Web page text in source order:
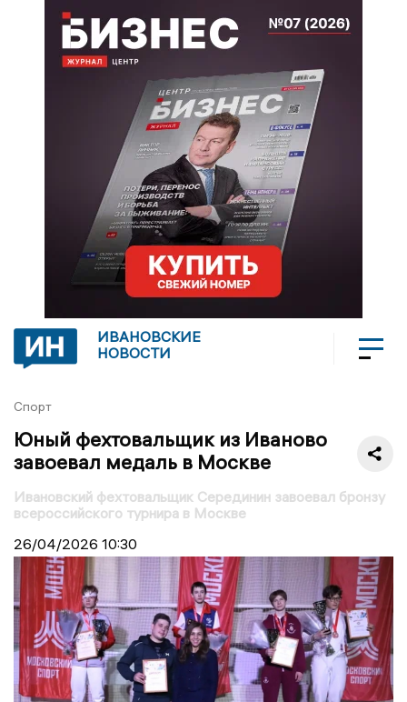
ИВАНОВСКИЕ
НОВОСТИ
Спорт
Юный фехтовальщик из Иваново
завоевал медаль в Москве
Ивановский фехтовальщик Серединин завоевал бронзу
всероссийского турнира в Москве
26/04/2026 10:30